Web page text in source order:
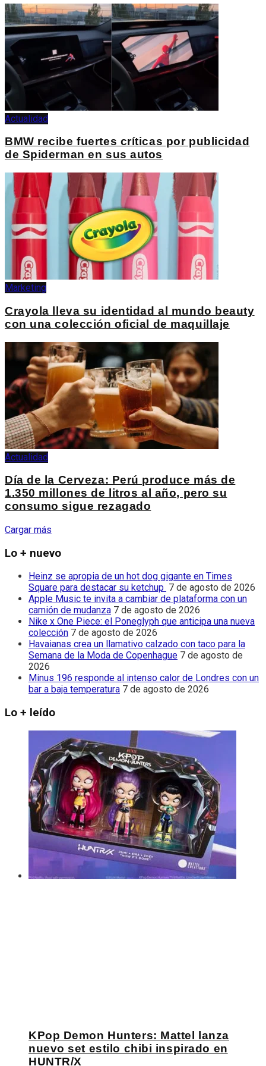
Actualidad
BMW recibe fuertes críticas por publicidad
de Spiderman en sus autos
Marketing
Crayola lleva su identidad al mundo beauty
con una colección oficial de maquillaje
Actualidad
Día de la Cerveza: Perú produce más de
1.350 millones de litros al año, pero su
consumo sigue rezagado
Cargar más
Lo + nuevo
Heinz se apropia de un hot dog gigante en Times
Square para destacar su ketchup 7 de agosto de 2026
Apple Music te invita a cambiar de plataforma con un
camión de mudanza 7 de agosto de 2026
Nike x One Piece: el Poneglyph que anticipa una nueva
colección 7 de agosto de 2026
Havaianas crea un llamativo calzado con taco para la
Semana de la Moda de Copenhague 7 de agosto de
2026
Minus 196 responde al intenso calor de Londres con un
bar a baja temperatura 7 de agosto de 2026
Lo + leído
KPop Demon Hunters: Mattel lanza
nuevo set estilo chibi inspirado en
HUNTR/X